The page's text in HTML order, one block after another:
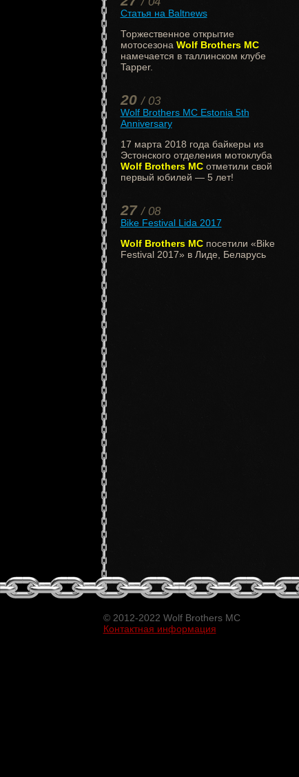
Статья на Baltnews
Торжественное открытие
мотосезона Wolf Brothers MC
намечается в таллинском клубе
Tapper.
20/ 03
Wolf Brothers MC Estonia 5th
Anniversary
17 марта 2018 года байкеры из
Эстонского отделения мотоклуба
Wolf Brothers MCотметили свой
первый юбилей — 5 лет!
27/ 08
Bike Festival Lida 2017
Wolf Brothers MCпосетили «Bike
Festival 2017» в Лиде, Беларусь
© 2012-2022 Wolf Brothers MC
Контактная информация